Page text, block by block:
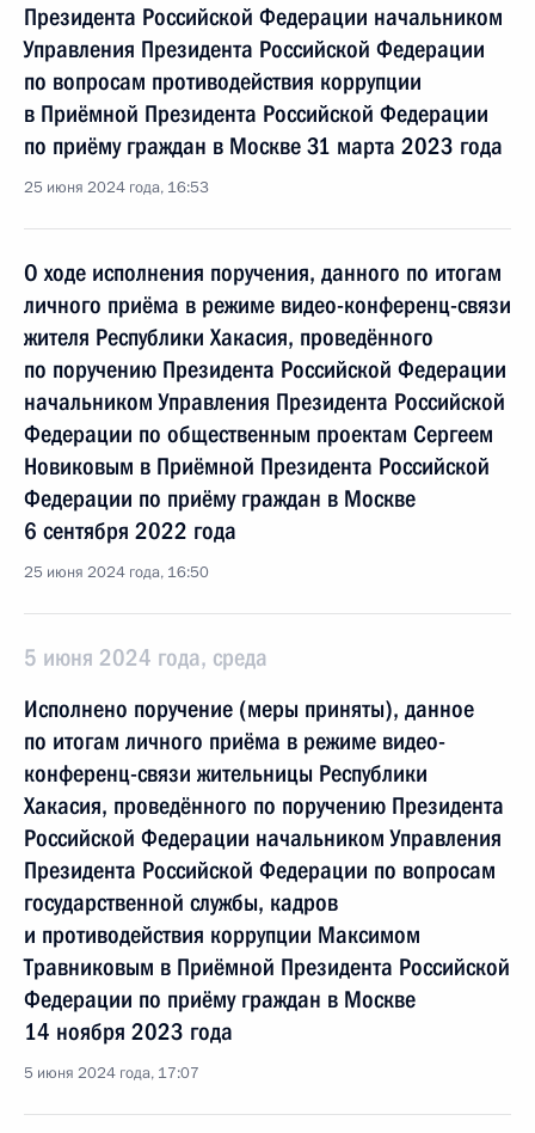
Президента Российской Федерации начальником
Управления Президента Российской Федерации
по вопросам противодействия коррупции
в Приёмной Президента Российской Федерации
по приёму граждан в Москве 31 марта 2023 года
25 июня 2024 года, 16:53
О ходе исполнения поручения, данного по итогам
личного приёма в режиме видео-конференц-связи
жителя Республики Хакасия, проведённого
по поручению Президента Российской Федерации
начальником Управления Президента Российской
Федерации по общественным проектам Сергеем
Новиковым в Приёмной Президента Российской
Федерации по приёму граждан в Москве
6 сентября 2022 года
25 июня 2024 года, 16:50
5 июня 2024 года, среда
Исполнено поручение (меры приняты), данное
по итогам личного приёма в режиме видео-
конференц-связи жительницы Республики
Хакасия, проведённого по поручению Президента
Российской Федерации начальником Управления
Президента Российской Федерации по вопросам
государственной службы, кадров
и противодействия коррупции Максимом
Травниковым в Приёмной Президента Российской
Федерации по приёму граждан в Москве
14 ноября 2023 года
5 июня 2024 года, 17:07